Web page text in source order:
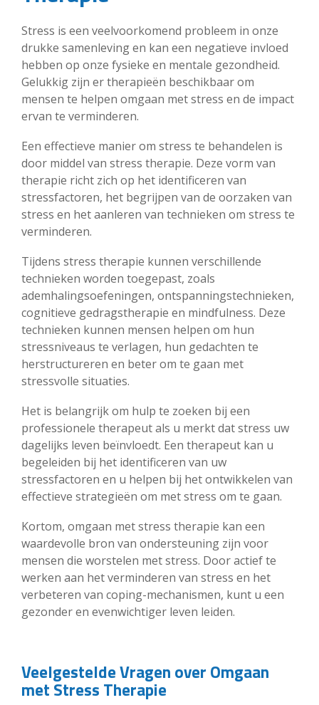
Stress is een veelvoorkomend probleem in onze
drukke samenleving en kan een negatieve invloed
hebben op onze fysieke en mentale gezondheid.
Gelukkig zijn er therapieën beschikbaar om
mensen te helpen omgaan met stress en de impact
ervan te verminderen.
Een effectieve manier om stress te behandelen is
door middel van stress therapie. Deze vorm van
therapie richt zich op het identificeren van
stressfactoren, het begrijpen van de oorzaken van
stress en het aanleren van technieken om stress te
verminderen.
Tijdens stress therapie kunnen verschillende
technieken worden toegepast, zoals
ademhalingsoefeningen, ontspanningstechnieken,
cognitieve gedragstherapie en mindfulness. Deze
technieken kunnen mensen helpen om hun
stressniveaus te verlagen, hun gedachten te
herstructureren en beter om te gaan met
stressvolle situaties.
Het is belangrijk om hulp te zoeken bij een
professionele therapeut als u merkt dat stress uw
dagelijks leven beïnvloedt. Een therapeut kan u
begeleiden bij het identificeren van uw
stressfactoren en u helpen bij het ontwikkelen van
effectieve strategieën om met stress om te gaan.
Kortom, omgaan met stress therapie kan een
waardevolle bron van ondersteuning zijn voor
mensen die worstelen met stress. Door actief te
werken aan het verminderen van stress en het
verbeteren van coping-mechanismen, kunt u een
gezonder en evenwichtiger leven leiden.
Veelgestelde Vragen over Omgaan
met Stress Therapie